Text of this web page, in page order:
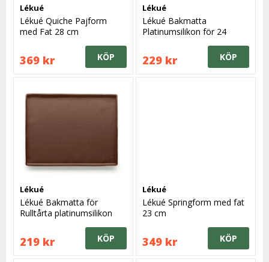
Lékué
Lékué Quiche Pajform
med Fat 28 cm
369 kr KÖP
Lékué
Lékué Bakmatta
Platinumsilikon för 24
229 kr KÖP
Lékué
Lékué Bakmatta för
Rulltårta platinumsilikon
219 kr KÖP
Lékué
Lékué Springform med fat
23 cm
349 kr KÖP